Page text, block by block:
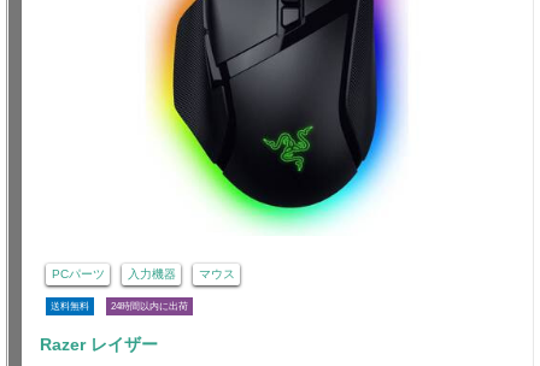
PCパーツ 入力機器 マウス
送料無料 24時間以内に出荷
Razer レイザー